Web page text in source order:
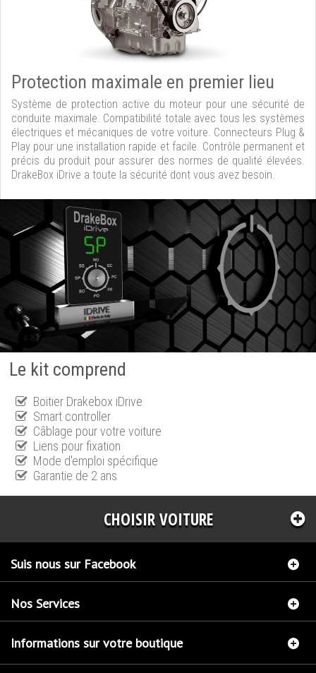
Protection maximale en premier lieu
Système de protection active du moteur pour une sécurité de
conduite maximale. Compatibilité totale avec tous les systèmes
électriques et mécaniques de votre voiture. Connecteurs Plug &
Play pour une installation rapide et facile. Contrôle permanent et
précis du produit pour assurer des normes de qualité élevées.
DrakeBox iDrive a toute la sécurité dont vous avez besoin.
Le kit comprend
Boitier Drakebox iDrive
Smart controller
Câblage pour votre voiture
Liens pour fixation
Mode d'emploi spécifique
Garantie de 2 ans
CHOISIR VOITURE
Suis nous sur Facebook
Nos Services
Informations sur votre boutique